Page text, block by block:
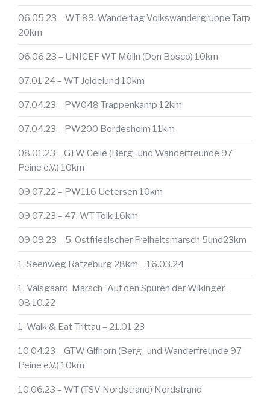
06.05.23 – WT 89. Wandertag Volkswandergruppe Tarp
20km
06.06.23 – UNICEF WT Mölln (Don Bosco) 10km
07.01.24 – WT Joldelund 10km
07.04.23 – PW048 Trappenkamp 12km
07.04.23 – PW200 Bordesholm 11km
08.01.23 – GTW Celle (Berg- und Wanderfreunde 97
Peine e.V.) 10km
09.07.22 – PW116 Uetersen 10km
09.07.23 – 47. WT Tolk 16km
09.09.23 – 5. Ostfriesischer Freiheitsmarsch 5und23km
1. Seenweg Ratzeburg 28km – 16.03.24
1. Valsgaard-Marsch "Auf den Spuren der Wikinger –
08.10.22
1. Walk & Eat Trittau – 21.01.23
10.04.23 – GTW Gifhorn (Berg- und Wanderfreunde 97
Peine e.V.) 10km
10.06.23 – WT (TSV Nordstrand) Nordstrand